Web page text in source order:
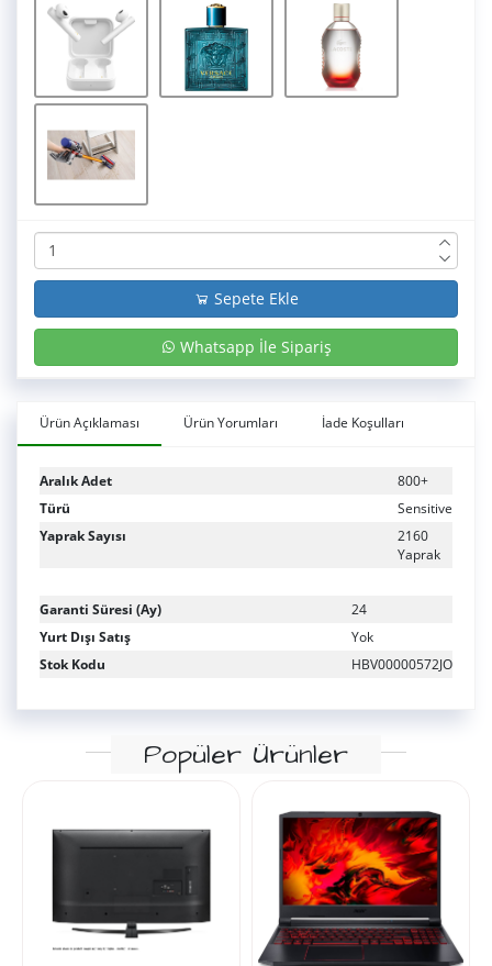
Sepete Ekle
Whatsapp İle Sipariş
Ürün Açıklaması Ürün Yorumları İade Koşulları
Aralık Adet
800+
Türü
Sensitive
Yaprak Sayısı
2160
Yaprak
Garanti Süresi (Ay)
24
Yurt Dışı Satış
Yok
Stok Kodu
HBV00000572JO
Popüler Ürünler